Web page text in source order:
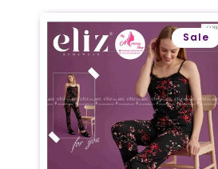
Sale